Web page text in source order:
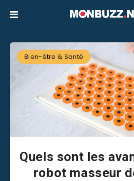
Bien-être & Santé
Quels sont les
robot masseur